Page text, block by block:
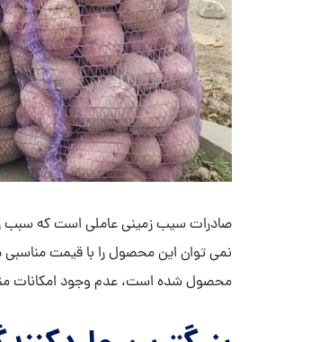
صادرات سیب زمینی عاملی است که سبب
نمی توان این محصول را با قیمت مناسبی
محصول شده است، عدم وجود امکانات